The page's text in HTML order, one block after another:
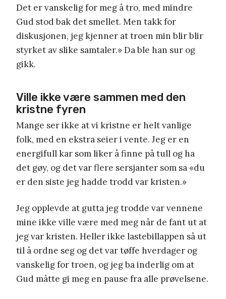
Det er vanskelig for meg å tro, med mindre
Gud stod bak det smellet. Men takk for
diskusjonen, jeg kjenner at troen min blir blir
styrket av slike samtaler.» Da ble han sur og
gikk.
Ville ikke være sammen med den
kristne fyren
Mange ser ikke at vi kristne er helt vanlige
folk, med en ekstra seier i vente. Jeg er en
energifull kar som liker å finne på tull og ha
det gøy, og det var flere sersjanter som sa «du
er den siste jeg hadde trodd var kristen.»
Jeg opplevde at gutta jeg trodde var vennene
mine ikke ville være med meg når de fant ut at
jeg var kristen. Heller ikke lastebillappen så ut
til å ordne seg og det var tøffe hverdager og
vanskelig for troen, og jeg ba inderlig om at
Gud måtte gi meg en pause fra alle prøvelsene.